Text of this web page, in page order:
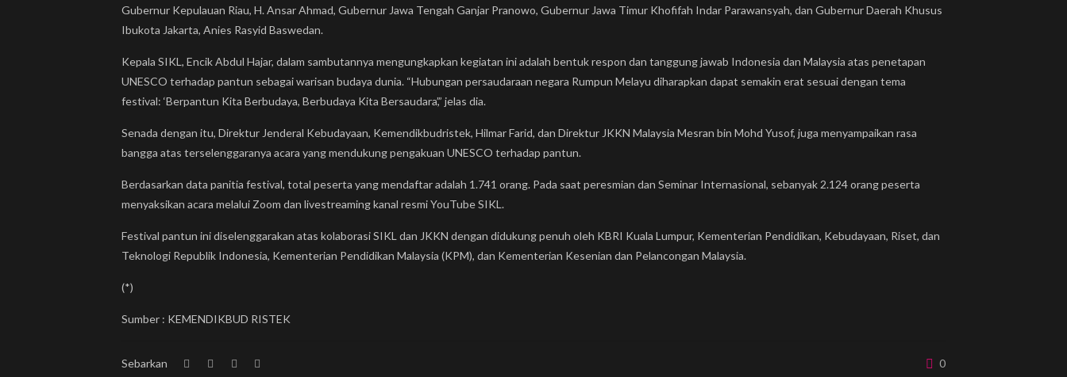
Gubernur Kepulauan Riau, H. Ansar Ahmad, Gubernur Jawa Tengah Ganjar Pranowo, Gubernur Jawa Timur Khofifah Indar Parawansyah, dan Gubernur Daerah Khusus
Ibukota Jakarta, Anies Rasyid Baswedan.
Kepala SIKL, Encik Abdul Hajar, dalam sambutannya mengungkapkan kegiatan ini adalah bentuk respon dan tanggung jawab Indonesia dan Malaysia atas penetapan
UNESCO terhadap pantun sebagai warisan budaya dunia. “Hubungan persaudaraan negara Rumpun Melayu diharapkan dapat semakin erat sesuai dengan tema
festival: ‘Berpantun Kita Berbudaya, Berbudaya Kita Bersaudara’,” jelas dia.
Senada dengan itu, Direktur Jenderal Kebudayaan, Kemendikbudristek, Hilmar Farid, dan Direktur JKKN Malaysia Mesran bin Mohd Yusof, juga menyampaikan rasa
bangga atas terselenggaranya acara yang mendukung pengakuan UNESCO terhadap pantun.
Berdasarkan data panitia festival, total peserta yang mendaftar adalah 1.741 orang. Pada saat peresmian dan Seminar Internasional, sebanyak 2.124 orang peserta
menyaksikan acara melalui Zoom dan livestreaming kanal resmi YouTube SIKL.
Festival pantun ini diselenggarakan atas kolaborasi SIKL dan JKKN dengan didukung penuh oleh KBRI Kuala Lumpur, Kementerian Pendidikan, Kebudayaan, Riset, dan
Teknologi Republik Indonesia, Kementerian Pendidikan Malaysia (KPM), dan Kementerian Kesenian dan Pelancongan Malaysia.
(*)
Sumber : KEMENDIKBUD RISTEK
Sebarkan 0